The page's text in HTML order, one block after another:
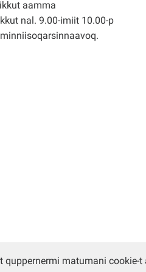
aamma
nal. 9.00-imiit 10.00-p
matumani cookie-t